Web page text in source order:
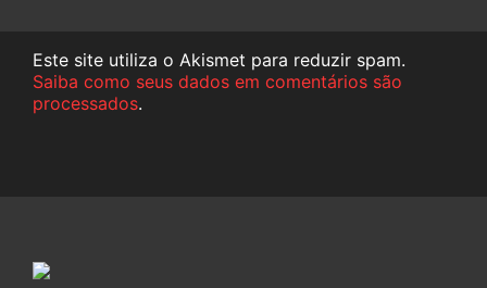
Este site utiliza o Akismet para reduzir spam.
Saiba como seus dados em comentários são
processados.